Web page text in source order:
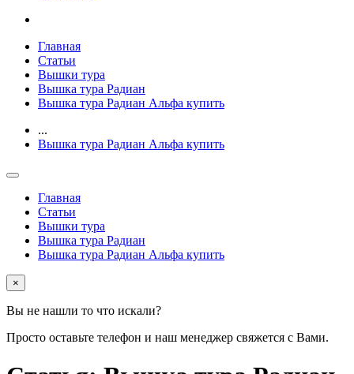
Главная
Статьи
Вышки тура
Вышка тура Радиан
Вышка тура Радиан Альфа купить
...
Вышка тура Радиан Альфа купить
Главная
Статьи
Вышки тура
Вышка тура Радиан
Вышка тура Радиан Альфа купить
×
Вы не нашли то что искали?
Просто оставьте телефон и наш менеджер свяжется с Вами.